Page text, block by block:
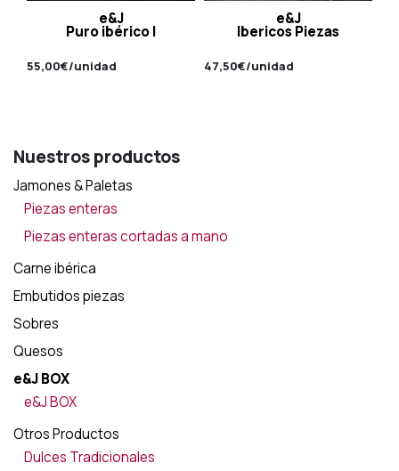
Nuestros productos
Jamones & Paletas
Piezas enteras
Piezas enteras cortadas a mano
Carne ibérica
Embutidos piezas
Sobres
Quesos
e&J BOX
e&J BOX
Otros Productos
Dulces Tradicionales
e&J
Puro ibérico I
55,00€/unidad
e&J
Ibericos Piezas
47,50€/unidad